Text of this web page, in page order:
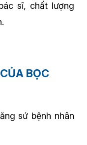
sĩ, chất lượng
BỌC
sứ bệnh nhân